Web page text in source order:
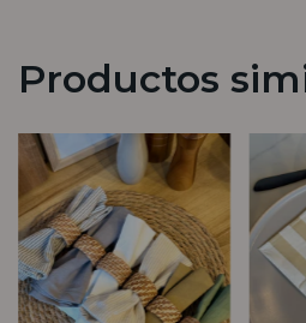
Productos